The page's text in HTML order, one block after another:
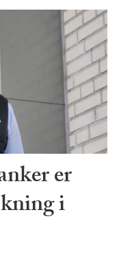
er
i